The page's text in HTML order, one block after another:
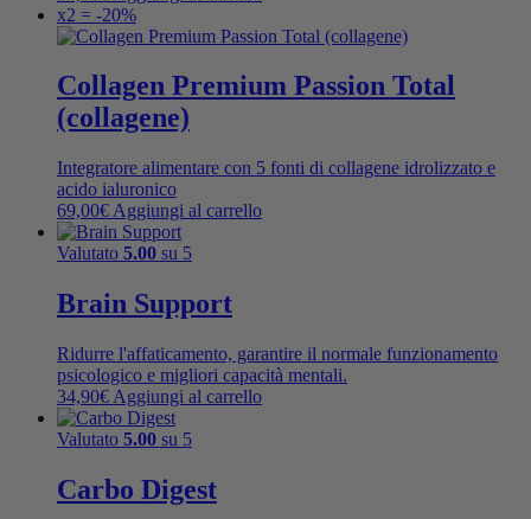
x2 = -20%
Collagen Premium Passion Total
(collagene)
Integratore alimentare con 5 fonti di collagene idrolizzato e
acido ialuronico
69,00€ Aggiungi al carrello
Valutato 5.00 su 5
Brain Support
Ridurre l'affaticamento, garantire il normale funzionamento
psicologico e migliori capacità mentali.
34,90€ Aggiungi al carrello
Valutato 5.00 su 5
Carbo Digest